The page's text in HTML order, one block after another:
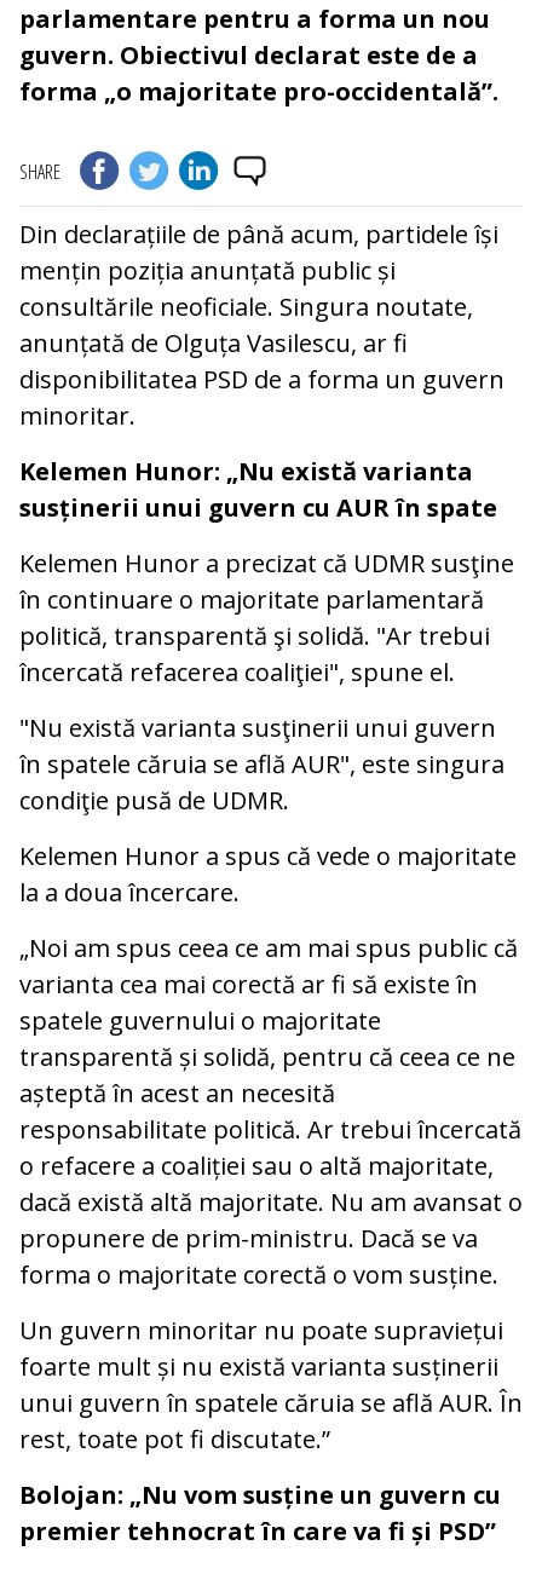
parlamentare pentru a forma un nou
guvern. Obiectivul declarat este de a
forma „o majoritate pro-occidentală”.
SHARE
Din declarațiile de până acum, partidele își
mențin poziția anunțată public și
consultările neoficiale. Singura noutate,
anunțată de Olguța Vasilescu, ar fi
disponibilitatea PSD de a forma un guvern
minoritar.
Kelemen Hunor: „Nu există varianta
susținerii unui guvern cu AUR în spate
Kelemen Hunor a precizat că UDMR susţine
în continuare o majoritate parlamentară
politică, transparentă şi solidă. "Ar trebui
încercată refacerea coaliţiei", spune el.
"Nu există varianta susţinerii unui guvern
în spatele căruia se află AUR", este singura
condiţie pusă de UDMR.
Kelemen Hunor a spus că vede o majoritate
la a doua încercare.
„Noi am spus ceea ce am mai spus public că
varianta cea mai corectă ar fi să existe în
spatele guvernului o majoritate
transparentă și solidă, pentru că ceea ce ne
așteptă în acest an necesită
responsabilitate politică. Ar trebui încercată
o refacere a coaliției sau o altă majoritate,
dacă există altă majoritate. Nu am avansat o
propunere de prim-ministru. Dacă se va
forma o majoritate corectă o vom susține.
Un guvern minoritar nu poate supraviețui
foarte mult și nu există varianta susținerii
unui guvern în spatele căruia se află AUR. În
rest, toate pot fi discutate.”
Bolojan: „Nu vom susține un guvern cu
premier tehnocrat în care va fi și PSD”